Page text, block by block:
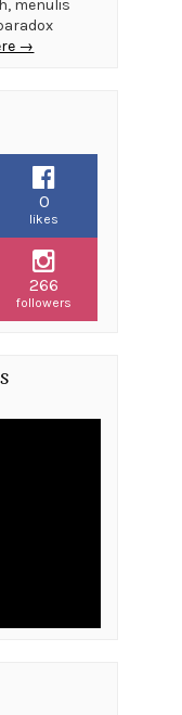
menulis
→
0
likes
266
followers